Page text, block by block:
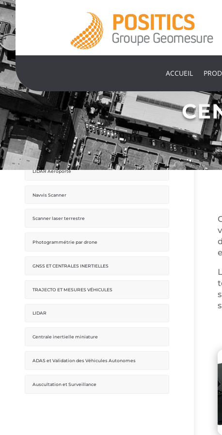
ACCUEIL
Mobile Mapping
Drone professionnel
LIDAR Aéroporté
Navvis Scanner
Scanner laser terrestre
Photogrammétrie par drone
GNSS ET CENTRALES INERTIELLES
TRAJECTO ET MESURES VÉHICULES
LIDAR
Centrale inertielle miniature
ADAS et Validation des Véhicules Autonomes
Auscultation et Surveillance